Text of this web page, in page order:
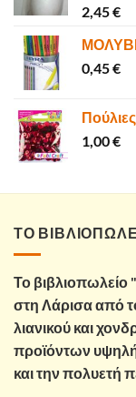
2,45€
0,45€
1,00€
ΤΟ
Το βιβλιοπωλείο
στη Λάρισα από
λιανικού και
προϊόντων
και την πολυετή